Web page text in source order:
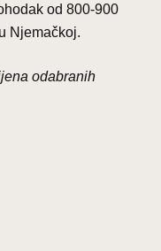
od 800-900
Njemačkoj.
odabranih